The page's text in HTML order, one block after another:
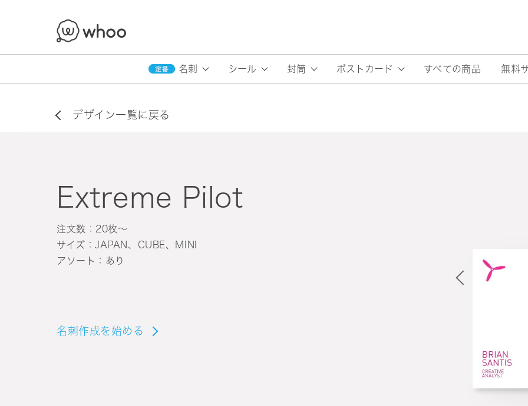
名刺 シール 封筒 ポストカード すべての商品 無料
デザイン一覧に戻る
Extreme Pilot
注文数：20枚〜
サイズ：JAPAN、CUBE、MINI
アソート：あり
名刺作成を始める